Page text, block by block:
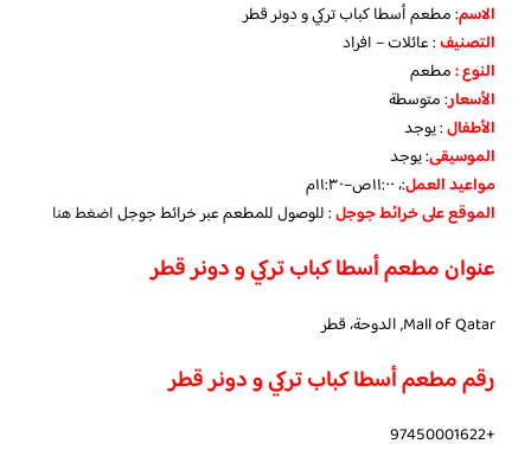
الاسم: مطعم أسطا كباب تركي و دونر قطر
التصنيف: عائلات – افراد
النوع :مطعم
الأسعار:متوسطة
الأطفال:يوجد
الموسيقى:يوجد
مواعيد العمل:، ١١:٠٠ص–١١:٣٠م
الموقع على خرائط جوجل: للوصول للمطعم عبر خرائط جوجلاضغط هنا
عنوان مطعم أسطا كباب تركي و دونر قطر
Mall of Qatar, الدوحة، قطر
رقم مطعم أسطا كباب تركي و دونر قطر
+97450001622